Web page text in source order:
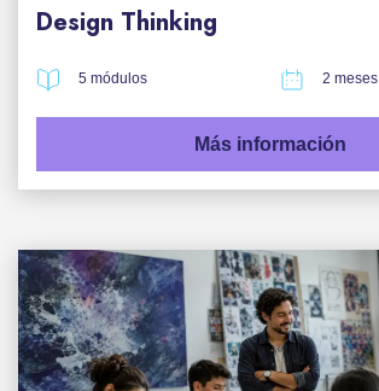
Design Thinking
5 módulos 2 meses
Más información